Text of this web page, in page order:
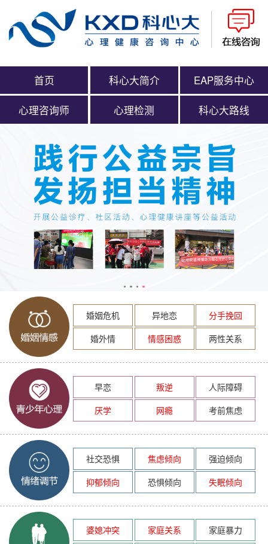
首页 科心大简介 EAP服务中心
心理咨询师 心理检测 科心大路线
婚姻危机 异地恋
分手挽回
婚外情
情感困惑 两性关系
早恋 叛逆
人际障碍
厌学
网瘾 考前焦虑
社交恐惧 焦虑倾向
强迫倾向
抑郁倾向
恐惧倾向 失眠倾向
婆媳冲突 家庭关系
家庭暴力